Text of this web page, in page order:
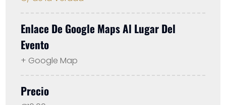
Enlace De Google Maps Al Lugar Del
Evento
+ Google Map
Precio